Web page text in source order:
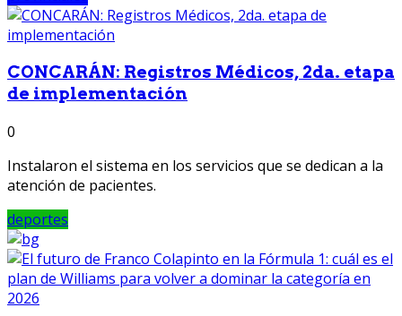
CONCARÁN: Registros Médicos, 2da. etapa
de implementación
0
Instalaron el sistema en los servicios que se dedican a la
atención de pacientes.
deportes